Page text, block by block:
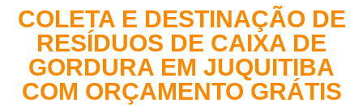
COLETA E DESTINAÇÃO DE
RESÍDUOS DE CAIXA DE
GORDURA EM JUQUITIBA
COM ORÇAMENTO GRÁTIS